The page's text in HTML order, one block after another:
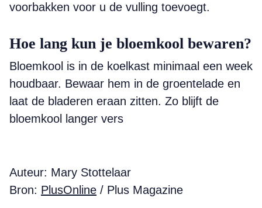
voorbakken voor u de vulling toevoegt.
Hoe lang kun je bloemkool bewaren?
Bloemkool is in de koelkast minimaal een week
houdbaar. Bewaar hem in de groentelade en
laat de bladeren eraan zitten. Zo blijft de
bloemkool langer vers
Auteur: Mary Stottelaar
Bron: PlusOnline / Plus Magazine